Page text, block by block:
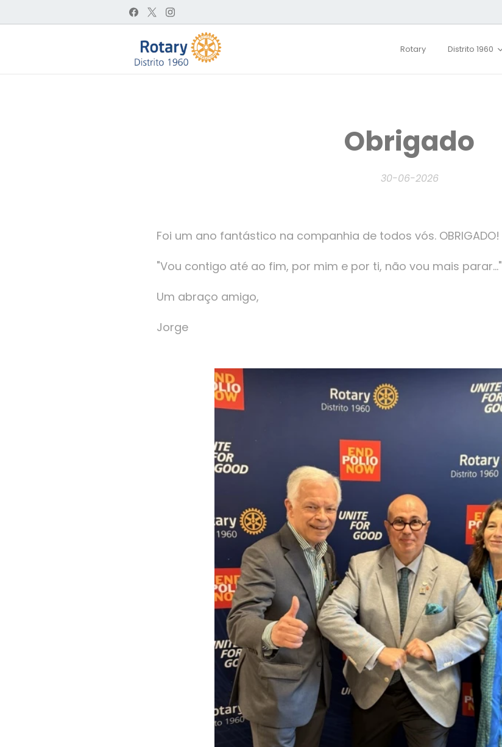
Rotary Distrito 1960
Obrigado
30-06-2026
Foi um ano fantástico na companhia de todos vós. OBRIGADO!
"Vou contigo até ao fim, por mim e por ti, não vou mais parar..."
Um abraço amigo,
Jorge